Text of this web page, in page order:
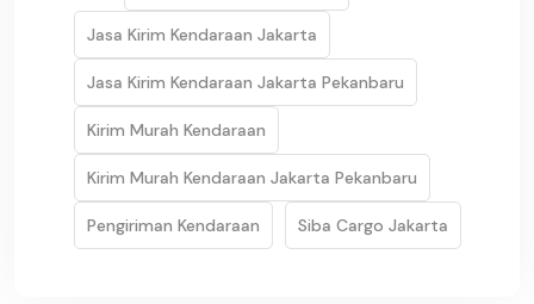
Jasa Kirim Kendaraan Jakarta
Jasa Kirim Kendaraan Jakarta Pekanbaru
Kirim Murah Kendaraan
Kirim Murah Kendaraan Jakarta Pekanbaru
Pengiriman Kendaraan Siba Cargo Jakarta